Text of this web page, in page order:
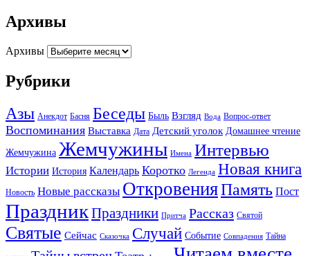
Архивы
Архивы
Рубрики
Азы Анекдот Басня Беседы Быль Взгляд Вода Вопрос-ответ
Воспоминания Выставка Дата Детский уголок Домашнее чтение
Жемчужина Жемчужины Имена Интервью
Истории История Календарь Коротко Легенда Новая книга
Новость Новые рассказы ОткровенияПамять Пост
ПраздникПраздники Притча Рассказ Святой
Святые Сейчас Сказочка Случай Событие Совпадения Тайна